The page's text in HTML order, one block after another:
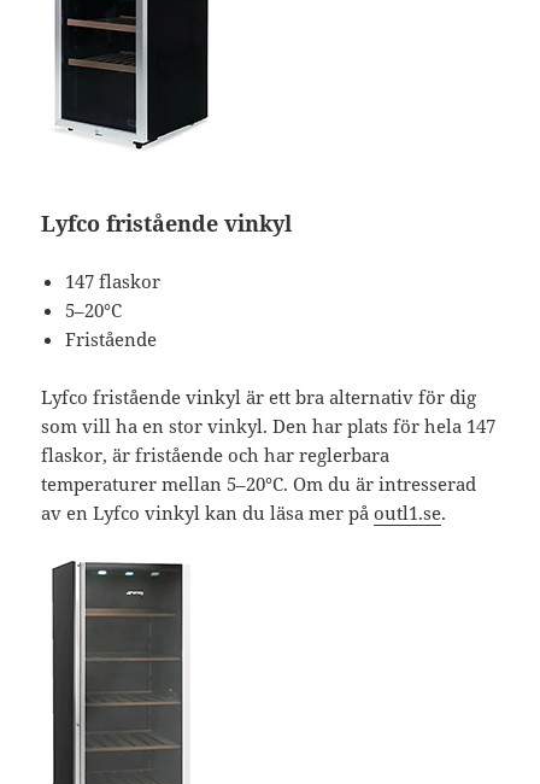
Lyfco fristående vinkyl
147 flaskor
5–20°C
Fristående
Lyfco fristående vinkyl är ett bra alternativ för dig
som vill ha en stor vinkyl. Den har plats för hela 147
flaskor, är fristående och har reglerbara
temperaturer mellan 5–20°C. Om du är intresserad
av en Lyfco vinkyl kan du läsa mer påoutl1.se.